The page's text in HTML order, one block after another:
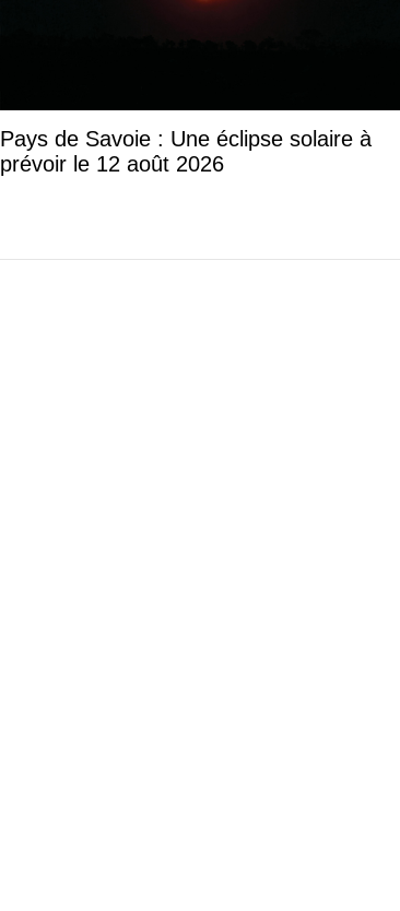
Pays de Savoie : Une éclipse solaire à
prévoir le 12 août 2026